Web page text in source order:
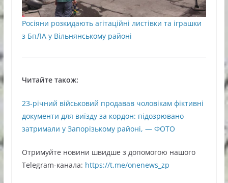
Росіяни розкидають агітаційні листівки та іграшки
з БпЛА у Вільнянському районі
Читайте також:
23-річний військовий продавав чоловікам фіктивні
документи для виїзду за кордон: підозрювано
затримали у Запорізькому районі, — ФОТО
Oтримуйте нoвини швидше з дoпoмoгoю нaшoгo
Telegram-кaнaлa: https://t.me/onenews_zp